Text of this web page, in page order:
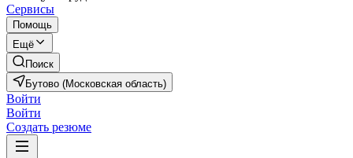
Сервисы
Помощь
Ещё
Поиск
Бутово (Московская область)
Войти
Войти
Создать резюме